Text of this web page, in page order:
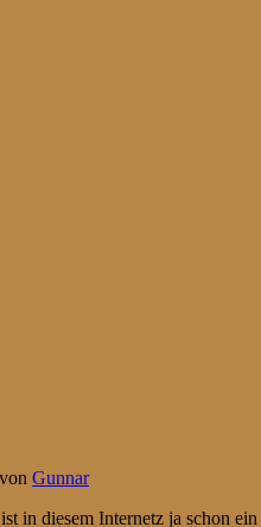
von Gunnar
in diesem Internetz ja schon